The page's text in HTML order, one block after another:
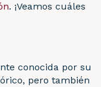
. ¡Veamos cuáles
conocida por su
pero también